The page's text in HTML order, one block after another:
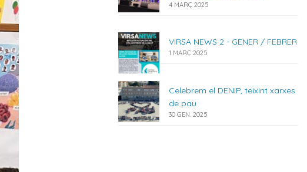
4 MARÇ 2025
VIRSA NEWS 2 - GENER / FEBRER
1 MARÇ 2025
Celebrem el DENIP, teixint xarxes
de pau
30 GEN. 2025